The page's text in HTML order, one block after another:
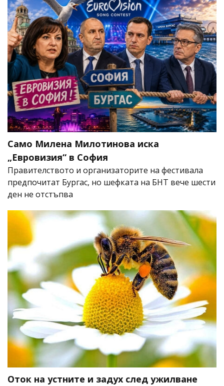
Само Милена Милотинова иска
„Евровизия“ в София
Правителството и организаторите на фестивала
предпочитат Бургас, но шефката на БНТ вече шести
ден не отстъпва
Оток на устните и задух след ужилване